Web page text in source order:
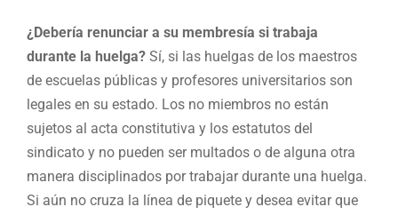
¿Debería renunciar a su membresía si trabaja
durante la huelga? Sí, si las huelgas de los maestros
de escuelas públicas y profesores universitarios son
legales en su estado. Los no miembros no están
sujetos al acta constitutiva y los estatutos del
sindicato y no pueden ser multados o de alguna otra
manera disciplinados por trabajar durante una huelga.
Si aún no cruza la línea de piquete y desea evitar que